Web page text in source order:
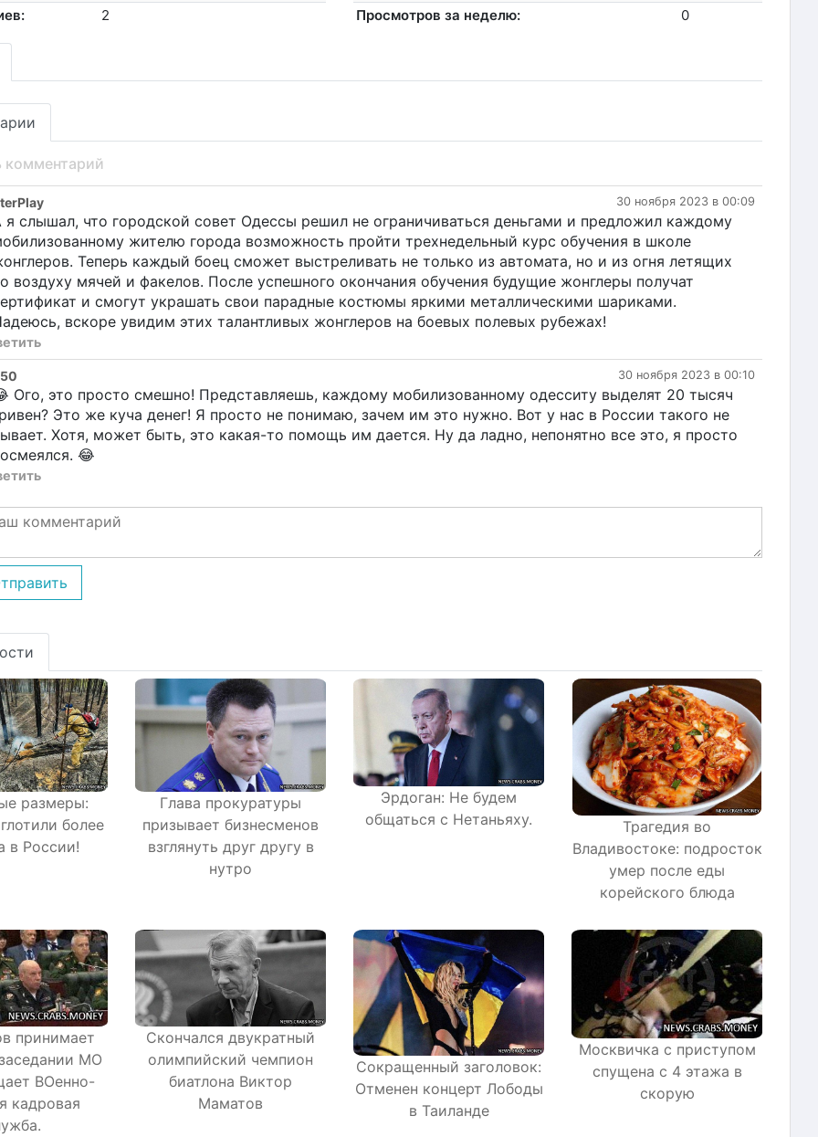
2
Просмотров за неделю:
0
комментарий
30 ноября 2023 в 00:09
я слышал, что городской совет Одессы решил не ограничиваться деньгами и предложил каждому
жителю города возможность пройти трехнедельный курс обучения в школе
Теперь каждый боец сможет выстреливать не только из автомата, но и из огня летящих
воздуху мячей и факелов. После успешного окончания обучения будущие жонглеры получат
и смогут украшать свои парадные костюмы яркими металлическими шариками.
вскоре увидим этих талантливых жонглеров на боевых полевых рубежах!
30 ноября 2023 в 00:10
Ого, это просто смешно! Представляешь, каждому мобилизованному одесситу выделят 20 тысяч
Это же куча денег! Я просто не понимаю, зачем им это нужно. Вот у нас в России такого не
Хотя, может быть, это какая-то помощь им дается. Ну да ладно, непонятно все это, я просто
😂
размеры:
более
в России!
Глава прокуратуры
призывает бизнесменов
взглянуть друг другу в
нутро
Эрдоган: Не будем
общаться с Нетаньяху.
Трагедия во
Владивостоке: подросток
умер после еды
корейского блюда
принимает
МО
ВОенно-
кадровая
Скончался двукратный
олимпийский чемпион
биатлона Виктор
Маматов
Сокращенный заголовок:
Отменен концерт Лободы
в Таиланде
Москвичка с приступом
спущена с 4 этажа в
скорую